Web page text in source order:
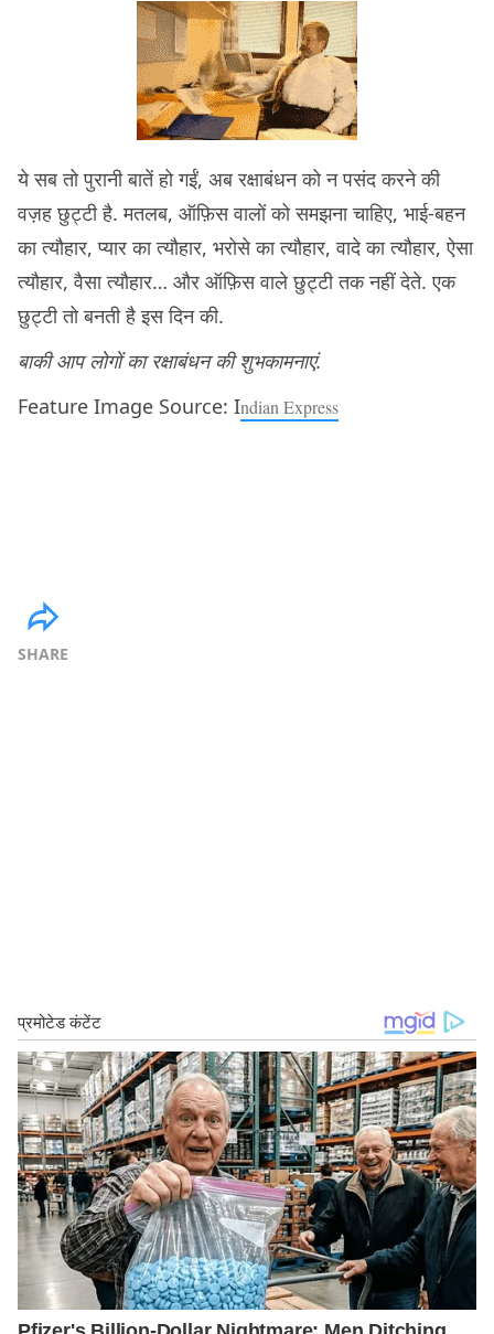
ये सब तो पुरानी बातें हो गईं, अब रक्षाबंधन को न पसंद करने की
वज़ह छुट्टी है. मतलब, ऑफ़िस वालों को समझना चाहिए, भाई-बहन
का त्यौहार, प्यार का त्यौहार, भरोसे का त्यौहार, वादे का त्यौहार, ऐसा
त्यौहार, वैसा त्यौहार… और ऑफ़िस वाले छुट्टी तक नहीं देते. एक
छुट्टी तो बनती है इस दिन की.
बाकी आप लोगों का रक्षाबंधन की शुभकामनाएं.
Feature Image Source: Indian Express
SHARE